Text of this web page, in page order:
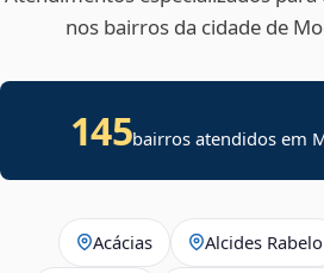
nos bairros da cidade de
145bairros atendidos em
Acácias Alcides Rabelo